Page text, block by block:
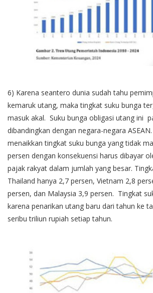
6) Karena seantero dunia sudah tahu
kemaruk utang, maka tingkat suku bunga
masuk akal. Suku bunga obligasi utang ini
dibandingkan dengan negara-negara
menaikkan tingkat suku bunga yang tidak
persen dengan konsekuensi harus dibayar
pajak rakyat dalam jumlah yang besar.
Thailand hanya 2,7 persen, Vietnam 2,8
persen, dan Malaysia 3,9 persen. Tingkat
karena penarikan utang baru dari tahun ke
seribu triliun rupiah setiap tahun.